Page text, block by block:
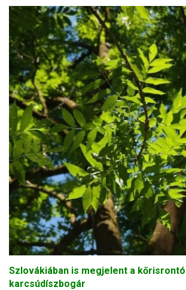
Szlovákiában is megjelent a kőrisrontó
karcsúdíszbogár